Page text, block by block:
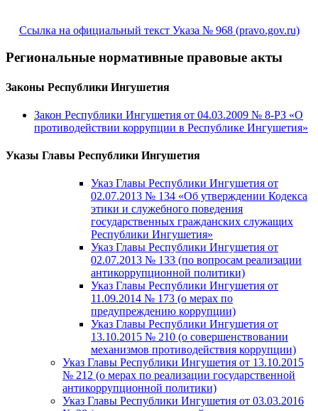
Ссылка на официальный текст Указа № 968 (pravo.gov.ru)
Региональные нормативные правовые акты
Законы Республики Ингушетия
Закон Республики Ингушетия от 04.03.2009 № 8-РЗ «О
противодействии коррупции в Республике Ингушетия»
Указы Главы Республики Ингушетия
Указ Главы Республики Ингушетия от
02.07.2013 № 134 «Об утверждении Кодекса
этики и служебного поведения
государственных гражданских служащих
Республики Ингушетия»
Указ Главы Республики Ингушетия от
02.07.2013 № 133 (по вопросам реализации
антикоррупционной политики)
Указ Главы Республики Ингушетия от
11.09.2014 № 173 (о мерах по
предупреждению коррупции)
Указ Главы Республики Ингушетия от
13.10.2015 № 210 (о совершенствовании
механизмов противодействия коррупции)
Указ Главы Республики Ингушетия от 13.10.2015
№ 212 (о мерах по реализации государственной
антикоррупционной политики)
Указ Главы Республики Ингушетия от 03.03.2016